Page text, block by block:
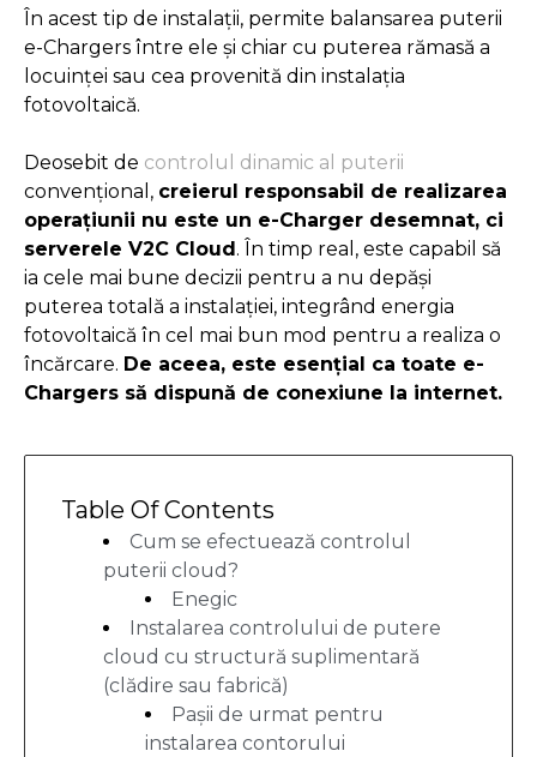
În acest tip de instalații, permite balansarea puterii
e-Chargers între ele și chiar cu puterea rămasă a
locuinței sau cea provenită din instalația
fotovoltaică.
Deosebit de controlul dinamic al puterii
convențional, creierul responsabil de realizarea
operațiunii nu este un e-Charger desemnat, ci
serverele V2C Cloud. În timp real, este capabil să
ia cele mai bune decizii pentru a nu depăși
puterea totală a instalației, integrând energia
fotovoltaică în cel mai bun mod pentru a realiza o
încărcare. De aceea, este esențial ca toate e-
Chargers să dispună de conexiune la internet.
Table Of Contents
Cum se efectuează controlul
puterii cloud?
Enegic
Instalarea controlului de putere
cloud cu structură suplimentară
(clădire sau fabrică)
Pașii de urmat pentru
instalarea contorului